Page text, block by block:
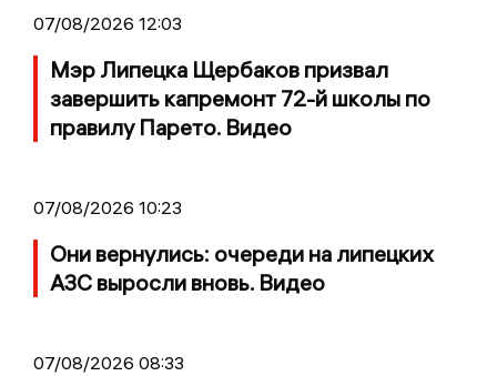
07/08/2026 12:03
Мэр Липецка Щербаков призвал
завершить капремонт 72-й школы по
правилу Парето. Видео
07/08/2026 10:23
Они вернулись: очереди на липецких
АЗС выросли вновь. Видео
07/08/2026 08:33